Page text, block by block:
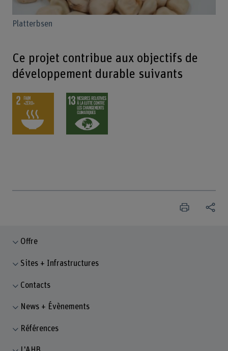
Platterbsen
Ce projet contribue aux objectifs de
développement durable suivants
Offre
Sites + Infrastructures
Contacts
News + Évènements
Références